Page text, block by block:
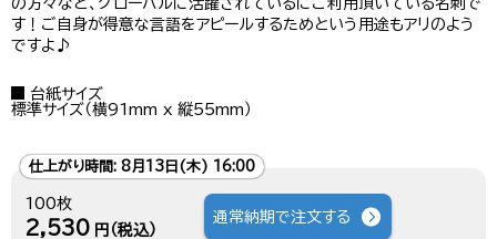
の方々など、グローバルに活躍されているにご利用頂いている名刺で
す！ご自身が得意な言語をアピールするためという用途もアリのよう
ですよ♪
台紙サイズ
標準サイズ（横91mm x 縦55mm）
仕上がり時間: 8月13日(木) 16:00
100枚
2,530 円（税込）
通常納期で注文する